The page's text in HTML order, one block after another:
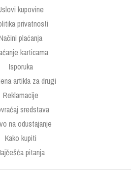
kupovine
privatnosti
plaćanja
karticama
Isporuka
artikla za drugi
Reklamacije
sredstava
na odustajanje
Kako kupiti
pitanja